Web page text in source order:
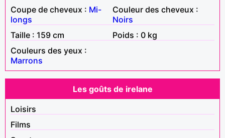
Coupe de cheveux : Mi-
longs
Couleur des cheveux :
Noirs
Taille : 159 cm
Poids : 0 kg
Couleurs des yeux :
Marrons
Les goûts de irelane
Loisirs
Films